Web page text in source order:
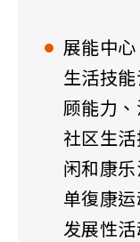
展能中
生活技
顾能力
社区生
闲和康
单復康
发展性活